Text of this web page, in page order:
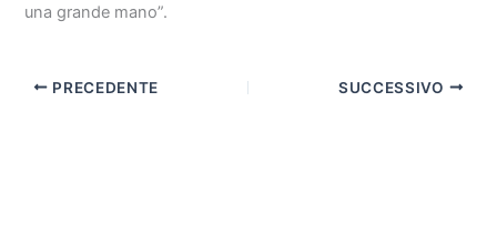
una grande mano”.
PRECEDENTE SUCCESSIVO